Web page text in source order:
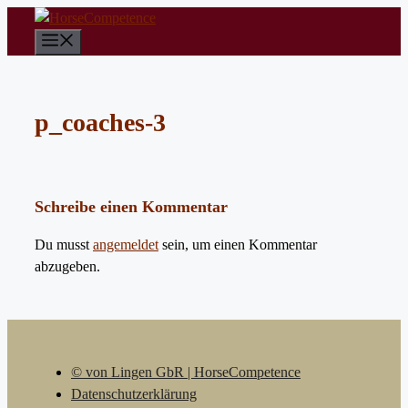
springen
p_coaches-3
Schreibe einen Kommentar
Du musst angemeldet sein, um einen Kommentar
abzugeben.
© von Lingen GbR | HorseCompetence
Datenschutzerklärung